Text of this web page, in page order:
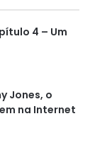
4 – Um
Jones, o
na Internet